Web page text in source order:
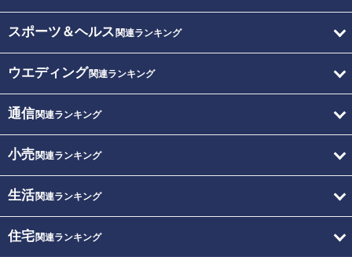
スポーツ＆ヘルス 関連ランキング
ウエディング関連ランキング
通信関連ランキング
小売関連ランキング
生活関連ランキング
住宅関連ランキング